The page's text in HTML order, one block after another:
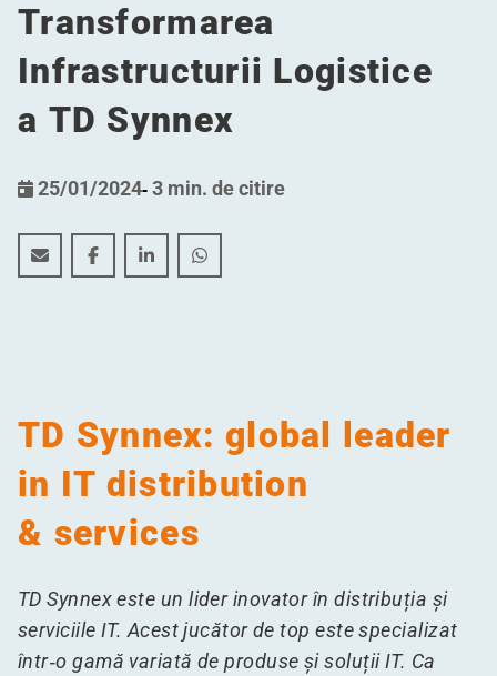
Transformarea
Infrastructurii Logistice
a TD Synnex
25/01/2024-3 min. de citire
Transformarea Infrastructurii Logistice a TD Synnex
Transformarea Infrastructurii Logistice a TD
Transformarea Infrastructurii Logistice a
Transformarea Infrastructurii
TD Synnex: global leader
in IT distribution
& services
TD Synnex este un lider inovator în distribuția și
serviciile IT. Acest jucător de top este specializat
într‑o gamă variată de produse și soluții IT. Ca